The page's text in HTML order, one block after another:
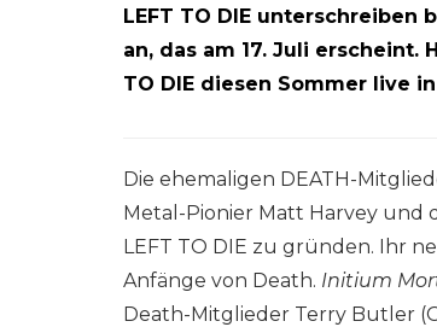
LEFT TO DIE unterschreiben
an, das am 17. Juli erscheint.
TO DIE diesen Sommer live
Die ehemaligen DEATH-
Metal-Pionier Matt Harvey und
LEFT TO DIE zu gründen. Ihr
Anfänge von Death. Initium
Death-Mitglieder Terry Butler